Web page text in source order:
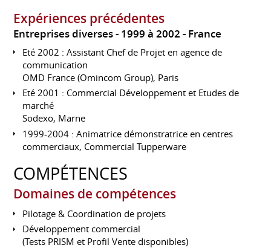
Expériences précédentes
Entreprises diverses 1999 à 2002 France
Eté 2002 : Assistant Chef de Projet en agence de
communication
OMD France (Omincom Group), Paris
Eté 2001 : Commercial Développement et Etudes de
marché
Sodexo, Marne
1999-2004 : Animatrice démonstratrice en centres
commerciaux, Commercial Tupperware
COMPÉTENCES
Domaines de compétences
Pilotage & Coordination de projets
Développement commercial
(Tests PRISM et Profil Vente disponibles)